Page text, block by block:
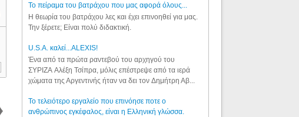
Το πείραμα του βατράχου που μας αφορά όλους...
Η θεωρία του βατράχου λες και έχει επινοηθεί για μας.
Την ξέρετε; Είναι πολύ διδακτική.
U.S.A. καλεί...ALEXIS!
Ένα από τα πρώτα ραντεβού του αρχηγού του
ΣΥΡΙΖΑ Αλέξη Τσίπρα, μόλις επέστρεψε από τα ιερά
χώματα της Αργεντινής ήταν να δει τον Δημήτρη Αβ...
Το τελειότερο εργαλείο που επινόησε ποτε ο
ανθρώπινος εγκέφαλος, είναι η Ελληνική γλώσσα.